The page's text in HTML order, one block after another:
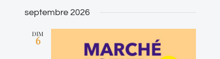
septembre 2026
DIM
6